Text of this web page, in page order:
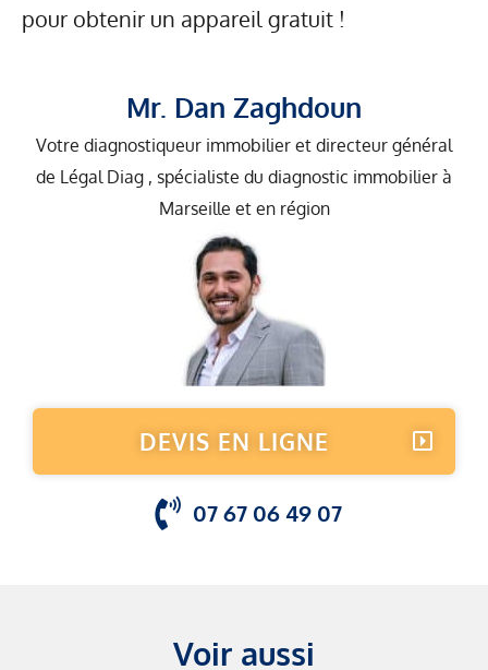
pour obtenir un appareil gratuit !
Mr. Dan Zaghdoun
Votre diagnostiqueur immobilier et directeur général
de Légal Diag , spécialiste du diagnostic immobilier à
Marseille et en région
DEVIS EN LIGNE
07 67 06 49 07
Voir aussi